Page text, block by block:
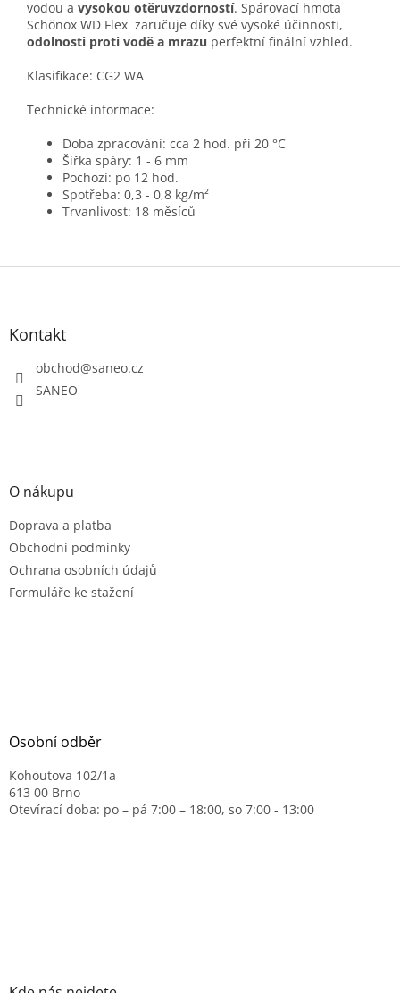
vodou a vysokou otěruvzdorností. Spárovací hmota
Schönox WD Flex zaručuje díky své vysoké účinnosti,
odolnosti proti vodě a mrazu perfektní finální vzhled.
Klasifikace: CG2 WA
Technické informace:
Doba zpracování: cca 2 hod. při 20 °C
Šířka spáry: 1 - 6 mm
Pochozí: po 12 hod.
Spotřeba: 0,3 - 0,8 kg/m²
Trvanlivost: 18 měsíců
Z
Kontakt
obchod@saneo.cz
SANEO
O nákupu
Doprava a platba
Obchodní podmínky
Ochrana osobních údajů
Formuláře ke stažení
Osobní odběr
Kohoutova 102/1a
613 00 Brno
Otevírací doba: po – pá 7:00 – 18:00, so 7:00 - 13:00